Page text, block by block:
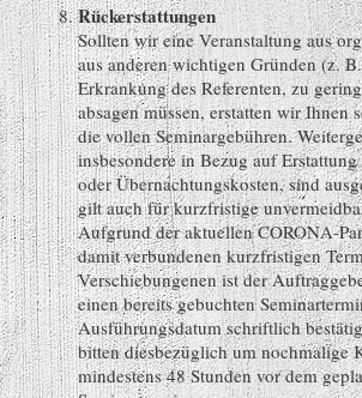
Rückerstattungen
Sollten wir eine Veranstaltung aus
aus anderen wichtigen Gründen (z.
Erkrankung des Referenten, zu
absagen müssen, erstatten wir Ihnen
die vollen Seminargebühren.
insbesondere in Bezug auf
oder Übernachtungskosten, sind
gilt auch für kurzfristige
Aufgrund der aktuellen CORONA-
damit verbundenen kurzfristigen
Verschiebungenen ist der
einen bereits gebuchten
Ausführungsdatum schriftlich
bitten diesbezüglich um nochmalige
mindestens 48 Stunden vor dem